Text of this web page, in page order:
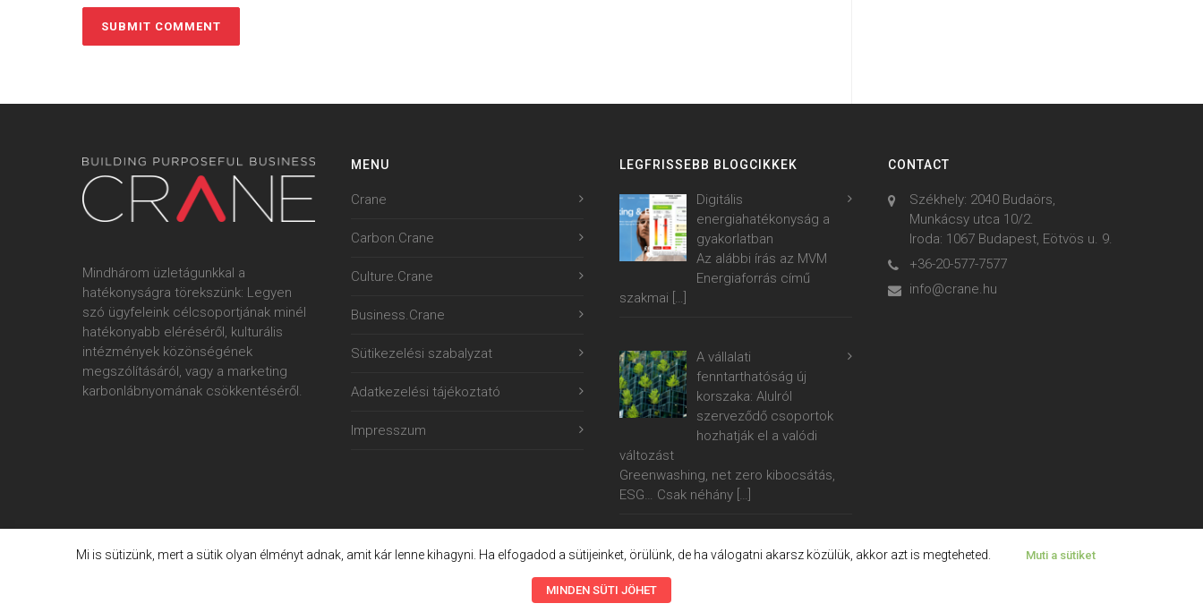
Mindhárom üzletágunkkal a
hatékonyságra törekszünk: Legyen
szó ügyfeleink célcsoportjának minél
hatékonyabb eléréséről, kulturális
intézmények közönségének
megszólításáról, vagy a marketing
karbonlábnyomának csökkentéséről.
MENU
Crane
Carbon.Crane
Culture.Crane
Business.Crane
Sütikezelési szabalyzat
Adatkezelési tájékoztató
Impresszum
LEGFRISSEBB BLOGCIKKEK
Digitális
energiahatékonyság a
gyakorlatban
Az alábbi írás az MVM
Energiaforrás című
szakmai […]
A vállalati
fenntarthatóság új
korszaka: Alulról
szerveződő csoportok
hozhatják el a valódi
változást
Greenwashing, net zero kibocsátás,
ESG… Csak néhány
CONTACT
Székhely: 2040 Budaörs,
Munkácsy utca 10/2.
Iroda: 1067 Budapest, Eötvös u. 9.
+36-20-577-7577
info@crane.hu
Mi is sütizünk, mert a sütik olyan élményt adnak, amit kár lenne kihagyni. Ha elfogadod a sütijeinket, örülünk, de ha válogatni akarsz közülük, akkor azt is megteheted. Muti a sütiket
MINDEN SÜTI JÖHET